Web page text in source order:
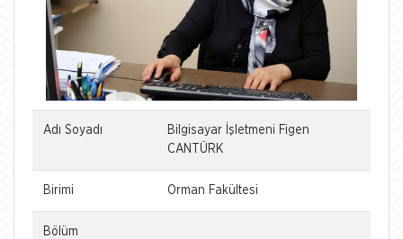
Adı Soyadı
Bilgisayar İşletmeni Figen
CANTÜRK
Birimi Orman Fakültesi
Bölüm